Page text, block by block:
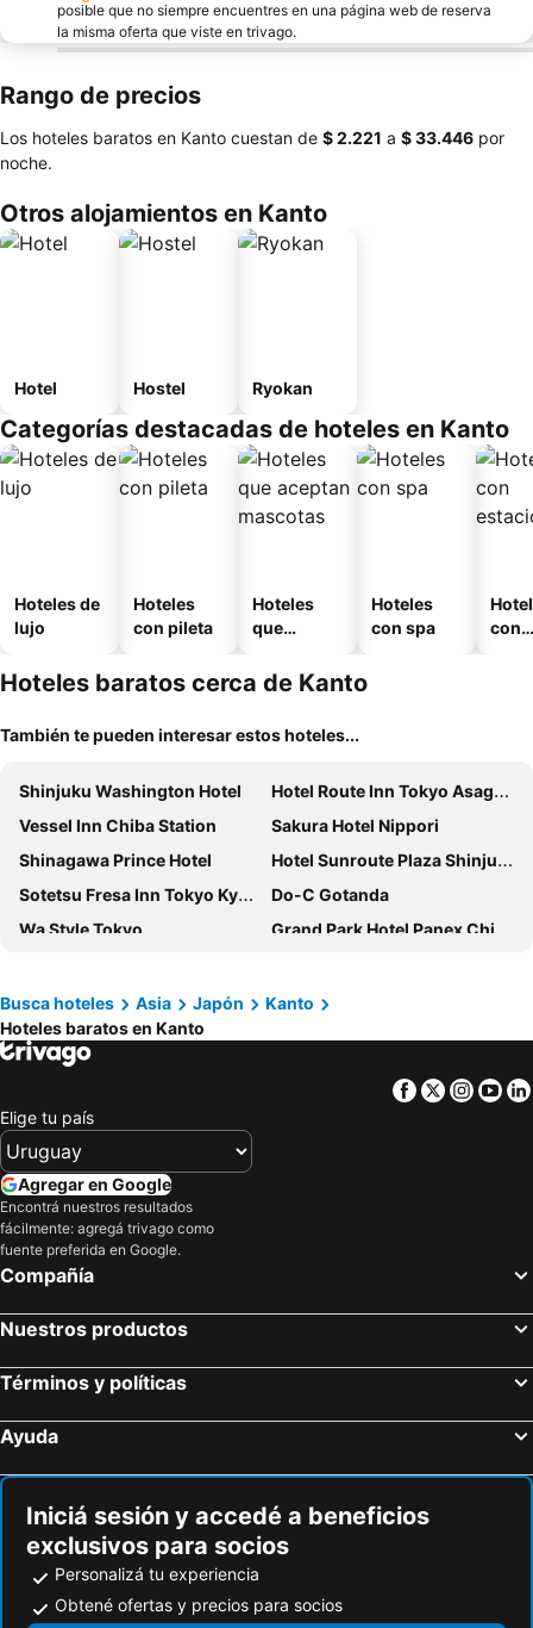
posible que no siempre encuentres en una página web de reserva
la misma oferta que viste en trivago.
Rango de precios
Los hoteles baratos en Kanto cuestan de ‎$ 2.221 a ‎$ 33.446 por
noche.
Otros alojamientos en Kanto
Hotel Hostel Ryokan
Categorías destacadas de hoteles en Kanto
Hoteles de
lujo
Hoteles
con pileta
Hoteles
que
mascotas
Hoteles
con spa
con
Hoteles baratos cerca de Kanto
También te pueden interesar estos hoteles...
Shinjuku Washington Hotel
Hotel Route Inn Tokyo Asagaya
Vessel Inn Chiba Station
Sakura Hotel Nippori
Shinagawa Prince Hotel
Hotel Sunroute Plaza Shinjuku
Sotetsu Fresa Inn Tokyo Kyobashi
Do-C Gotanda
Wa Style Tokyo
Grand Park Hotel Panex Chiba
Shibuya Excel Hotel Tokyu
Shinjuku Granbell Hotel
Hotel Sunlite Shinjuku
The QUBE Hotel Chiba
Mitsui Garden Hotel Ginza Premier
APA Hotel Chiba Ekimae
Nishitetsu Inn Shinjuku
remm Roppongi
Urayasu Sun Hotel
Shibuya Tokyu REI Hotel
Mitsui Garden Hotel Otemachi
E Hotel Higashi Shinjuku
the b ginza
Palace Hotel Tokyo
hotel MONday Premium 豊洲
Hotel Livemax Chiba Mihama
APA HOTEL Roppongi Six
Hotel Livemax Chiba Station
Hotel Gracery Shinjuku
Haneda Excel Hotel Tokyu
Hotel Ryumeikan Tokyo
APA Hotel Yamanote Otsuka Ekimae Tower
Super Hotel Tokyo Kinshicho Ekimae
The Royal Park Hotel Tokyo Haneda
Busca hoteles Asia Japón
Kanto
Hoteles baratos en Kanto
Facebook
Twitter
Elige tu país
Agregar en Google
Encontrá nuestros resultados
fácilmente: agregá trivago como
fuente preferida en Google.
Compañía
Nuestros productos
Términos y políticas
Ayuda
Iniciá sesión y accedé a beneficios
exclusivos para socios
Personalizá tu experiencia
Obtené ofertas y precios para socios